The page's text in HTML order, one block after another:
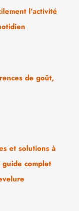
l’activité
de goût,
et solutions à
complet